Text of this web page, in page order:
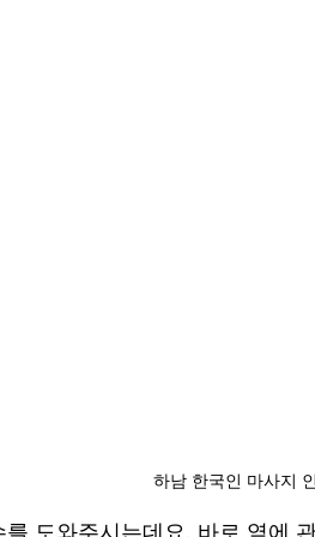
하남 한국인 마사지
도와주시는데요, 바로 옆에